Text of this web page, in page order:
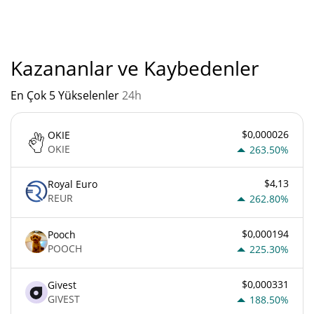
Kazananlar ve Kaybedenler
En Çok 5 Yükselenler24h
OKIE
OKIE
$0,000026
263.50%
Royal Euro
REUR
$4,13
262.80%
Pooch
POOCH
$0,000194
225.30%
Givest
GIVEST
$0,000331
188.50%